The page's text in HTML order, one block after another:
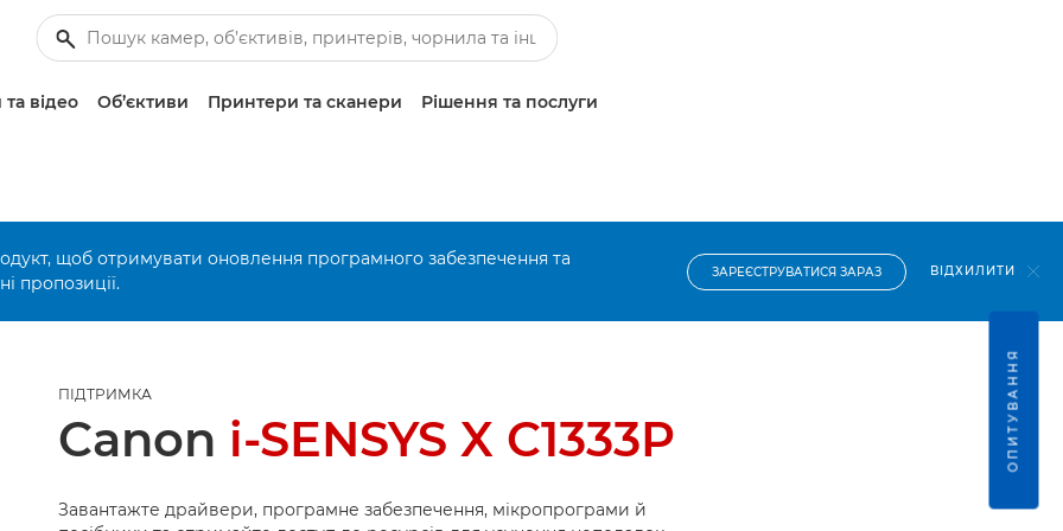
відео Об’єктиви Принтери та сканери Рішення та послуги
щоб отримувати оновлення програмного забезпечення та
пропозиції.
ЗАРЕЄСТРУВАТИСЯ ЗАРАЗ ВІДХИЛИТИ
ПІДТРИМКА
Canon i-SENSYS X C1333P
Завантажте драйвери, програмне забезпечення, мікропрограми й
ОПИТУВАННЯ